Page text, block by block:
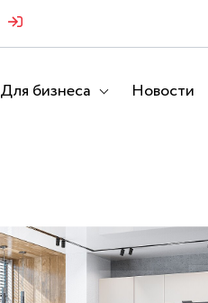
Для бизнеса Новости